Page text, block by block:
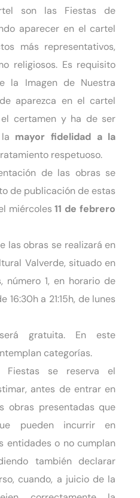
son las Fiestas de
aparecer en el cartel
más representativos,
religiosos. Es requisito
la Imagen de Nuestra
aparezca en el cartel
certamen y ha de ser
mayor fidelidad a la
respetuoso.
de las obras se
de publicación de estas
miércoles11 de febrero
las obras se realizará en
Valverde, situado en
número 1, en horario de
16:30h a 21:15h, de lunes
gratuita. En este
categorías.
Fiestas se reserva el
antes de entrar en
obras presentadas que
pueden incurrir en
entidades o no cumplan
también declarar
cuando, a juicio de la